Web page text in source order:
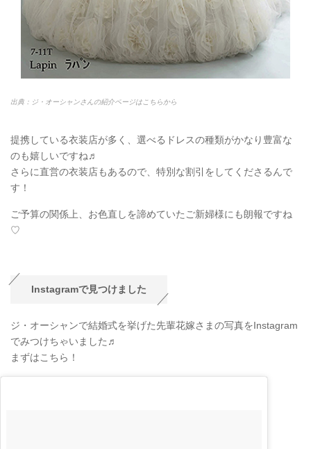
出典：ジ・オーシャンさんの紹介ページはこちらから
提携している衣装店が多く、選べるドレスの種類がかなり豊富な
のも嬉しいですね♬
さらに直営の衣装店もあるので、特別な割引をしてくださるんで
す！
ご予算の関係上、お色直しを諦めていたご新婦様にも朗報ですね
♡
Instagramで見つけました
ジ・オーシャンで結婚式を挙げた先輩花嫁さまの写真をInstagram
でみつけちゃいました♬
まずはこちら！